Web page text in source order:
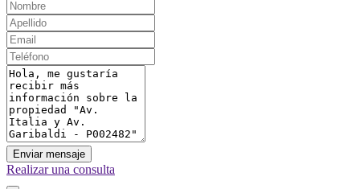
Enviar mensaje
Realizar una consulta